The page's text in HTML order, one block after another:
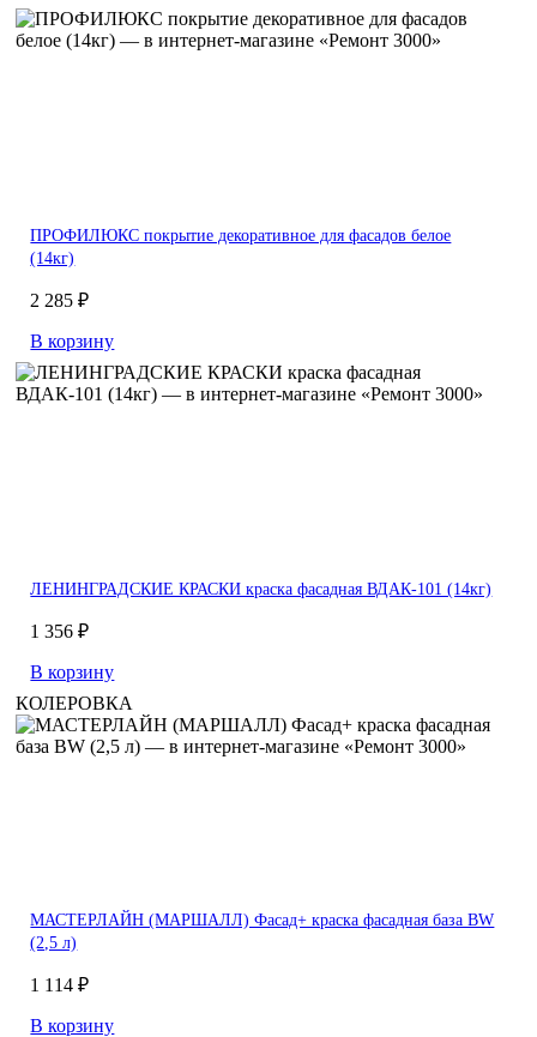
ПРОФИЛЮКС покрытие декоративное для фасадов белое
(14кг)
2 285 ₽
В корзину
ЛЕНИНГРАДСКИЕ КРАСКИ краска фасадная ВДАК-101 (14кг)
1 356 ₽
В корзину
КОЛЕРОВКА
МАСТЕРЛАЙН (МАРШАЛЛ) Фасад+ краска фасадная база BW
(2,5 л)
1 114 ₽
В корзину